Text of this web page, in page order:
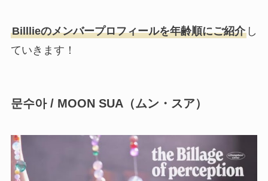
Billlieのメンバープロフィールを年齢順にご紹介し
ていきます！
문수아 / MOON SUA（ムン・スア）